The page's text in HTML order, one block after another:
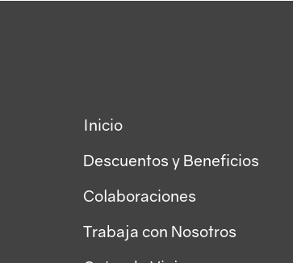
Inicio
Descuentos y Beneficios
Colaboraciones
Trabaja con Nosotros